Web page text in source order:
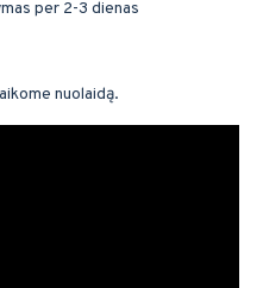
per 2-3 dienas
nuolaidą.